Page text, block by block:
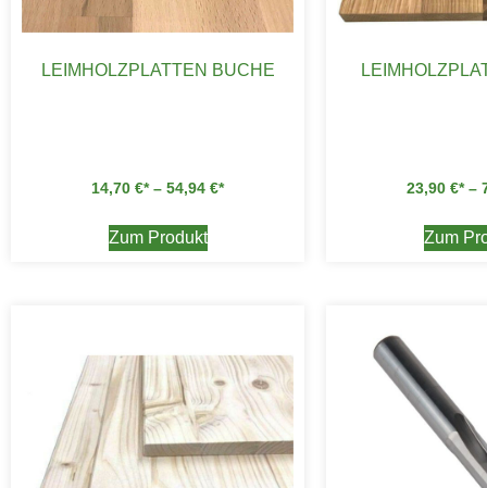
LEIMHOLZPLATTEN BUCHE
14,70 € – 54,94 €
Zum Produkt
23,90 € –
Zum